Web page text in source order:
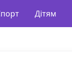
Дітям